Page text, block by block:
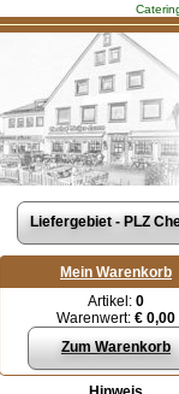
Liefergebiet - PLZ
Mein Warenkorb
Artikel: 0
Warenwert: € 0,00
Zum Warenkorb